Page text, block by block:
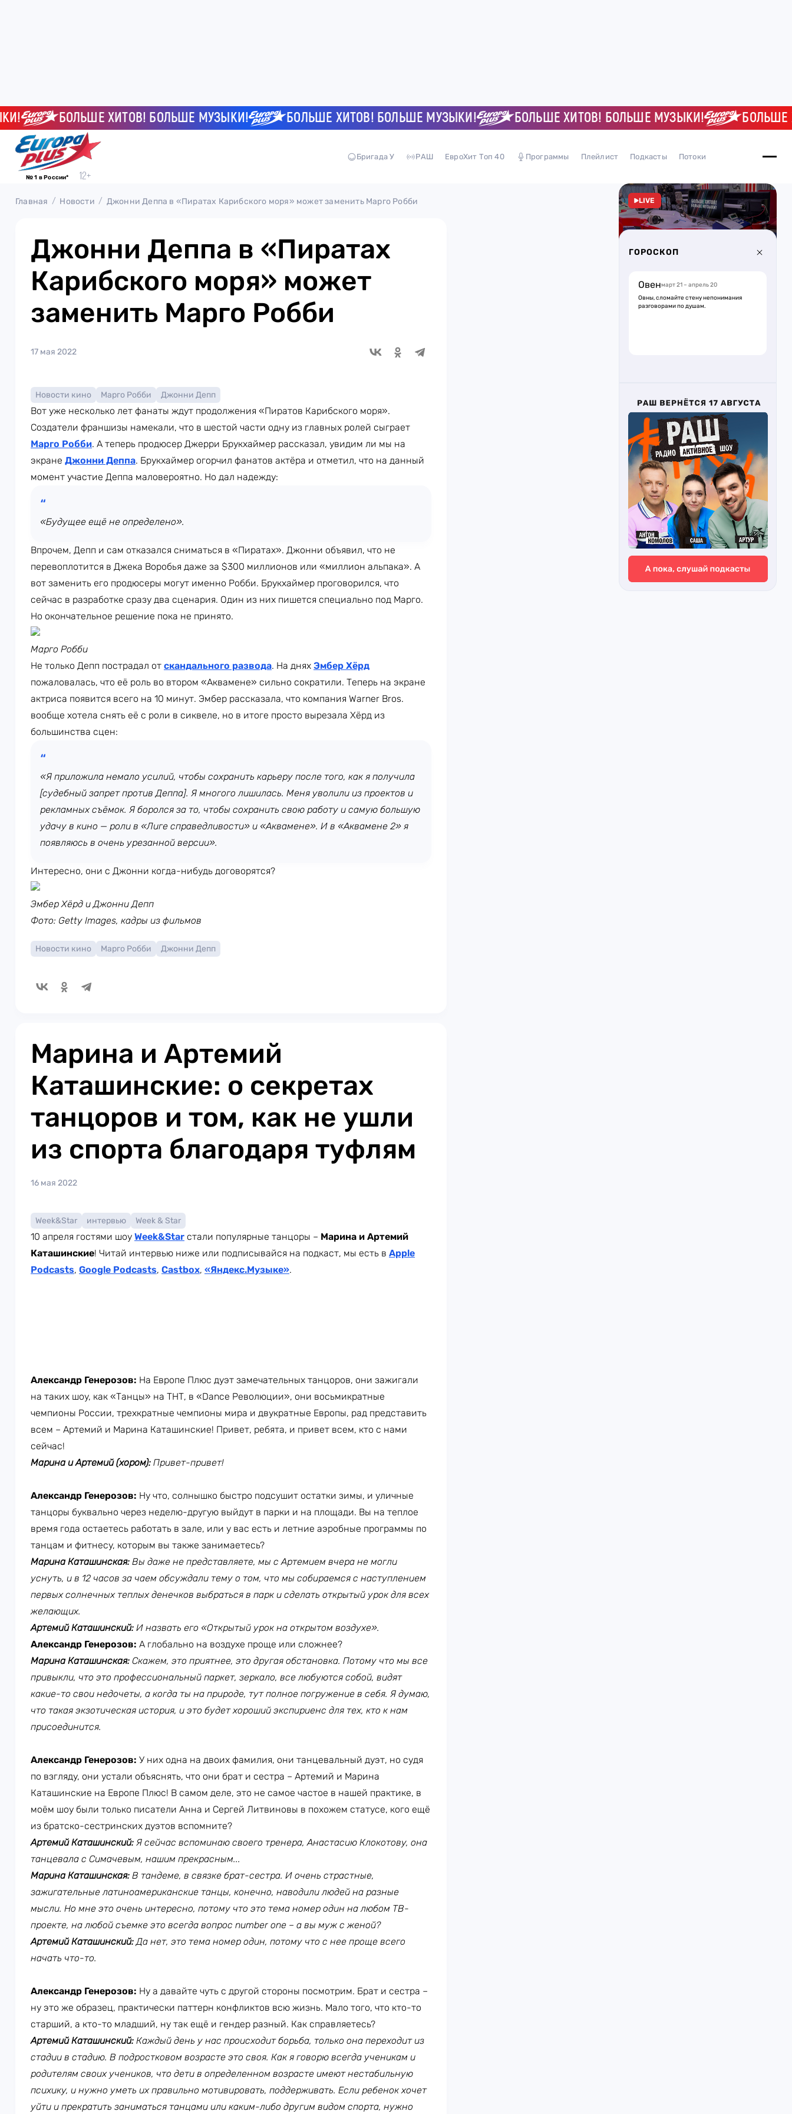
БОЛЬШЕ ХИТОВ! БОЛЬШЕ МУЗЫКИ! БОЛЬШЕ ХИТОВ! БОЛЬШЕ МУЗЫКИ! БОЛЬШЕ ХИТОВ! БОЛЬШЕ МУЗЫКИ! БОЛЬШЕ
№ 1 в России*
Бригада У РАШ ЕвроХит Топ 40 Программы Плейлист Подкасты Потоки
Главная Новости Джонни Деппа в «Пиратах Карибского моря» может заменить Марго Робби
Джонни Деппа в «Пиратах
Карибского моря» может
заменить Марго Робби
17 мая 2022
Новости кино Марго Робби Джонни Депп
Вот уже несколько лет фанаты ждут продолжения «Пиратов Карибского моря».
Создатели франшизы намекали, что в шестой части одну из главных ролей сыграет
Марго Робби. А теперь продюсер Джерри Брукхаймер рассказал, увидим ли мы на
экране Джонни Деппа. Брукхаймер огорчил фанатов актёра и отметил, что на данный
момент участие Деппа маловероятно. Но дал надежду:
«Будущее ещё не определено».
Впрочем, Депп и сам отказался сниматься в «Пиратах». Джонни объявил, что не
перевоплотится в Джека Воробья даже за $300 миллионов или «миллион альпака». А
вот заменить его продюсеры могут именно Робби. Брукхаймер проговорился, что
сейчас в разработке сразу два сценария. Один из них пишется специально под Марго.
Но окончательное решение пока не принято.
Марго Робби
Не только Депп пострадал от скандального развода. На днях Эмбер Хёрд
пожаловалась, что её роль во втором «Аквамене» сильно сократили. Теперь на экране
актриса появится всего на 10 минут. Эмбер рассказала, что компания Warner Bros.
вообще хотела снять её с роли в сиквеле, но в итоге просто вырезала Хёрд из
большинства сцен:
«Я приложила немало усилий, чтобы сохранить карьеру после того, как я получила
[судебный запрет против Деппа]. Я многого лишилась. Меня уволили из проектов и
рекламных съёмок. Я боролся за то, чтобы сохранить свою работу и самую большую
удачу в кино — роли в «Лиге справедливости» и «Аквамене». И в «Аквамене 2» я
появляюсь в очень урезанной версии».
Интересно, они с Джонни когда-нибудь договорятся?
Эмбер Хёрд и Джонни Депп
Фото: Getty Images, кадры из фильмов
Новости кино Марго Робби Джонни Депп
Марина и Артемий
Каташинские: о секретах
танцоров и том, как не ушли
из спорта благодаря туфлям
16 мая 2022
Week&Star интервью Week & Star
10 апреля гостями шоу Week&Star стали популярные танцоры – Марина и Артемий
Каташинские! Читай интервью ниже или подписывайся на подкаст, мы есть в Apple
Podcasts, Google Podcasts, Castbox, «Яндекс.Музыке».
Александр Генерозов: На Европе Плюс дуэт замечательных танцоров, они зажигали
на таких шоу, как «Танцы» на ТНТ, в «Dance Революции», они восьмикратные
чемпионы России, трехкратные чемпионы мира и двукратные Европы, рад представить
всем – Артемий и Марина Каташинские! Привет, ребята, и привет всем, кто с нами
сейчас!
Марина и Артемий (хором): Привет-привет!
Александр Генерозов: Ну что, солнышко быстро подсушит остатки зимы, и уличные
танцоры буквально через неделю-другую выйдут в парки и на площади. Вы на теплое
время года остаетесь работать в зале, или у вас есть и летние аэробные программы по
танцам и фитнесу, которым вы также занимаетесь?
Марина Каташинская: Вы даже не представляете, мы с Артемием вчера не могли
уснуть, и в 12 часов за чаем обсуждали тему о том, что мы собираемся с наступлением
первых солнечных теплых денечков выбраться в парк и сделать открытый урок для всех
желающих.
Артемий Каташинский: И назвать его «Открытый урок на открытом воздухе».
Александр Генерозов: А глобально на воздухе проще или сложнее?
Марина Каташинская: Скажем, это приятнее, это другая обстановка. Потому что мы все
привыкли, что это профессиональный паркет, зеркало, все любуются собой, видят
какие-то свои недочеты, а когда ты на природе, тут полное погружение в себя. Я думаю,
что такая экзотическая история, и это будет хороший экспириенс для тех, кто к нам
присоединится.
Александр Генерозов: У них одна на двоих фамилия, они танцевальный дуэт, но судя
по взгляду, они устали объяснять, что они брат и сестра – Артемий и Марина
Каташинские на Европе Плюс! В самом деле, это не самое частое в нашей практике, в
моём шоу были только писатели Анна и Сергей Литвиновы в похожем статусе, кого ещё
из братско-сестринских дуэтов вспомните?
Артемий Каташинский: Я сейчас вспоминаю своего тренера, Анастасию Клокотову, она
танцевала с Симачевым, нашим прекрасным...
Марина Каташинская: В тандеме, в связке брат-сестра. И очень страстные,
зажигательные латиноамериканские танцы, конечно, наводили людей на разные
мысли. Но мне это очень интересно, потому что это тема номер один на любом ТВ-
проекте, на любой съемке это всегда вопрос number one – а вы муж с женой?
Артемий Каташинский:Да нет, это тема номер один, потому что с нее проще всего
начать что-то.
Александр Генерозов: Ну а давайте чуть с другой стороны посмотрим. Брат и сестра –
ну это же образец, практически паттерн конфликтов всю жизнь. Мало того, что кто-то
старший, а кто-то младший, ну так ещё и гендер разный. Как справляетесь?
Артемий Каташинский: Каждый день у нас происходит борьба, только она переходит из
стадии в стадию. В подростковом возрасте это своя. Как я говорю всегда ученикам и
родителям своих учеников, что дети в определенном возрасте имеют нестабильную
психику, и нужно уметь их правильно мотивировать, поддерживать. Если ребенок хочет
уйти и прекратить заниматься танцами или каким-либо другим видом спорта, нужно
LIVE
ГОРОСКОП
Овенмарт 21 – апрель 20
Овны, сломайте стену непонимания
разговорами по душам.